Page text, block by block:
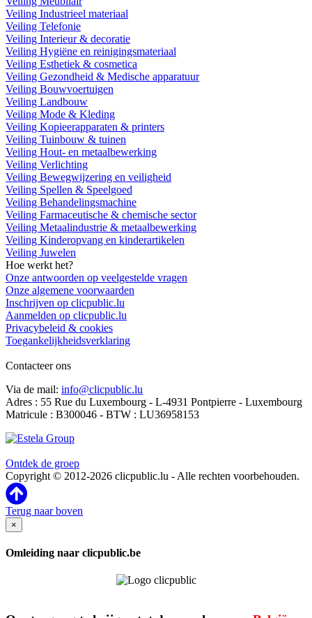
Veiling Industrieel materiaal
Veiling Telefonie
Veiling Interieur & decoratie
Veiling Hygiëne en reinigingsmateriaal
Veiling Esthetiek & cosmetica
Veiling Gezondheid & Medische apparatuur
Veiling Bouwvoertuigen
Veiling Landbouw
Veiling Mode & Kleding
Veiling Kopieerapparaten & printers
Veiling Tuinbouw & tuinen
Veiling Hout- en metaalbewerking
Veiling Verlichting
Veiling Bewegwijzering en veiligheid
Veiling Spellen & Speelgoed
Veiling Behandelingsmachine
Veiling Farmaceutische & chemische sector
Veiling Metaalindustrie & metaalbewerking
Veiling Kinderopvang en kinderartikelen
Veiling Juwelen
Hoe werkt het?
Onze antwoorden op veelgestelde vragen
Onze algemene voorwaarden
Inschrijven op clicpublic.lu
Aanmelden op clicpublic.lu
Privacybeleid & cookies
Toegankelijkheidsverklaring
Contacteer ons
Via de mail: info@clicpublic.lu
Adres : 55 Rue du Luxembourg - L-4931 Pontpierre - Luxembourg
Matricule : B300046 - BTW : LU36958153
Ontdek de groep
Copyright © 2012-2026 clicpublic.lu - Alle rechten voorbehouden.
Terug naar boven
×
Omleiding naar clicpublic.be